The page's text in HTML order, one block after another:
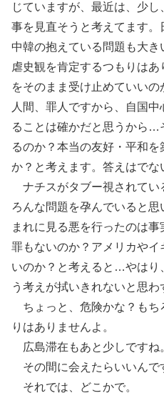
じていますが、最近は、少
事を見直そうと考えてます。
中韓の抱えている問題も大
虐史観を肯定するつもりは
をそのまま受け止めていい
人間、罪人ですから、自国
ることは確かだと思うから…
るのか？本当の友好・平和
か？と考えます。答えはでな
ナチスがタブー視されてい
ろんな問題を孕んでいると
まれに見る悪を行ったのは
罪もないのか？アメリカや
いのか？と考えると…やはり
う考えが拭いきれないと思
ちょっと、危険かな？もち
りはありませんよ。
広島滞在もあと少しですね
その間に会えたらいいんで
それでは、どこかで。